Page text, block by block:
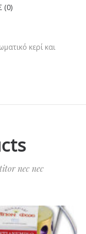
(0)
κερί και
nec nec